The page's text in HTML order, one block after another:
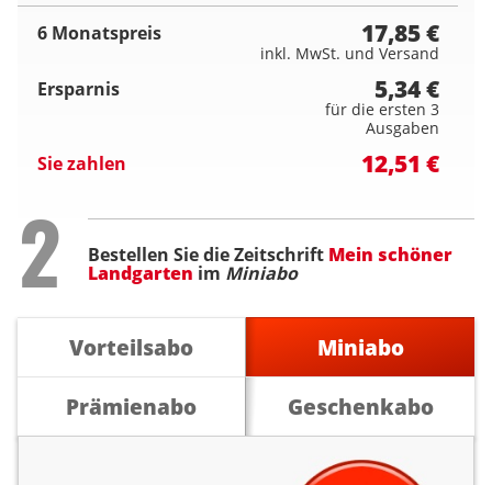
6 Monatspreis 17,85 €
inkl. MwSt. und Versand
Ersparnis 5,34 €
für die ersten 3
Ausgaben
Sie zahlen 12,51 €
Step
2 Bestellen Sie die Zeitschrift Mein schöner
Landgarten im Miniabo
Vorteilsabo
Miniabo
Prämienabo
Geschenkabo